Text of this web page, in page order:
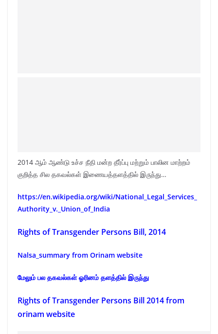
2014 ஆம் ஆண்டு உச்ச நீதி மன்ற தீர்ப்பு மற்றும் பாலின மாற்றம்
குறித்த சில தகவல்கள் இணையத்தளத்தில் இருந்து…
https://en.wikipedia.org/wiki/National_Legal_Services_
Authority_v._Union_of_India
Rights of Transgender Persons Bill, 2014
Nalsa_summary from Orinam website
மேலும் பல தகவல்கள் ஓரினம் தளத்தில் இருந்து
Rights of Transgender Persons Bill 2014 from
orinam website